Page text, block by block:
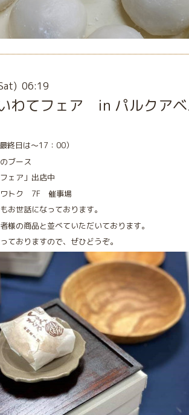
06:19
わてフェア in パルクアベ
終日は～17：00）
ブース
ェア」出店中
ワトク 7F 催事場
お世話になっております。
様の商品と並べていただいております。
ておりますので、ぜひどうぞ。